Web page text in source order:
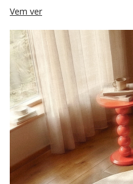
Vem ver